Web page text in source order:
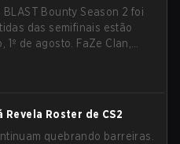
Bounty Season 2 foi
das semifinais estão
de agosto. FaZe Clan,
paiN Gaming se
Revela Roster de CS2
quebrando barreiras.